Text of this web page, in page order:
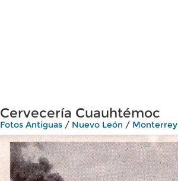
Cervecería Cuauhtémoc
Fotos Antiguas / Nuevo León / Monterrey